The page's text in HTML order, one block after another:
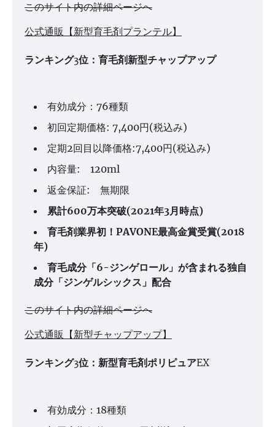
このサイト内の詳細ページへ
公式通販【新型育毛剤プランテル】
ランキング3位：育毛剤新型チャップアップ
有効成分：76種類
初回定期価格: 7,400円(税込み)
定期2回目以降価格:7,400円(税込み)
内容量: 120ml
返金保証: 無期限
累計600万本突破(2021年3月時点)
育毛剤業界初！PAVONE最高金賞受賞(2018
年)
育毛成分「6-ジンゲロール」が含まれる独自
成分「ジンゲルシックス」配合
このサイト内の詳細ページへ
公式通販【新型チャップアップ】
ランキング3位：新型育毛剤ポリピュアEX
有効成分：18種類